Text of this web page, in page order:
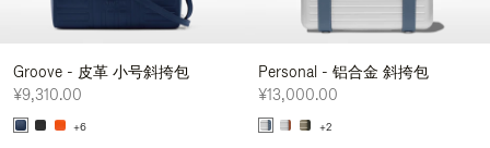
Groove - 皮革 小号斜挎包
¥9,310.00
+6
Personal - 铝合金 斜挎包
¥13,000.00
+2